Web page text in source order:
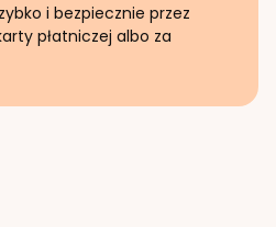
i bezpiecznie przez
płatniczej albo za